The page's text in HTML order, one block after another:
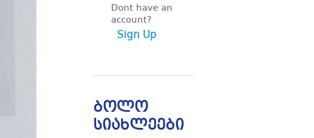
Dont have an
account?
Sign Up
ბოლო
სიახლეები